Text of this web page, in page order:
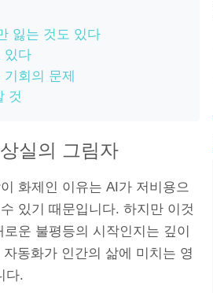
잃는 것도 있다
있다
회의 문제
것
실의 그림자
화제인 이유는 AI가 저비용으
있기 때문입니다. 하지만 이것
운 불평등의 시작인지는 깊이
동화가 인간의 삶에 미치는 영
다.